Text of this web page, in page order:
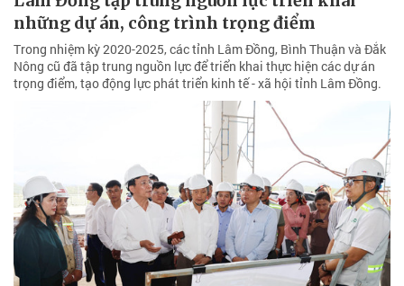
những dự án, công trình trọng điểm
Trong nhiệm kỳ 2020-2025, các tỉnh Lâm Đồng, Bình Thuận và Đắk
Nông cũ đã tập trung nguồn lực để triển khai thực hiện các dự án
trọng điểm, tạo động lực phát triển kinh tế - xã hội tỉnh Lâm Đồng.